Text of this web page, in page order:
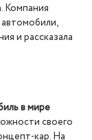
Компания
и рассказала
в мире
своего
кар. На